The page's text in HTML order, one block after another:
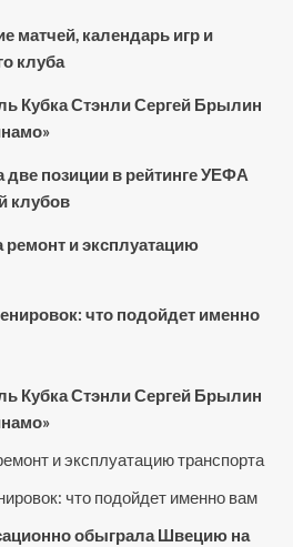
матчей, календарь игр и
клуба
Кубка Стэнли Сергей Брылин
две позиции в рейтинге УЕФА
клубов
ремонт и эксплуатацию
что подойдет именно
Кубка Стэнли Сергей Брылин
и эксплуатацию транспорта
что подойдет именно вам
обыграла Швецию на